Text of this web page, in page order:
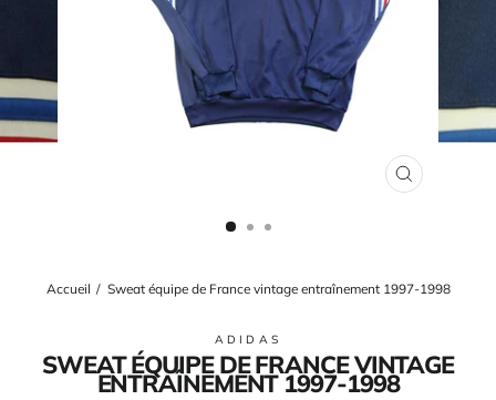
FERMER
Accueil / Sweat équipe de France vintage entraînement 1997-1998
ADIDAS
SWEAT ÉQUIPE DE FRANCE VINTAGE
ENTRAÎNEMENT 1997-1998